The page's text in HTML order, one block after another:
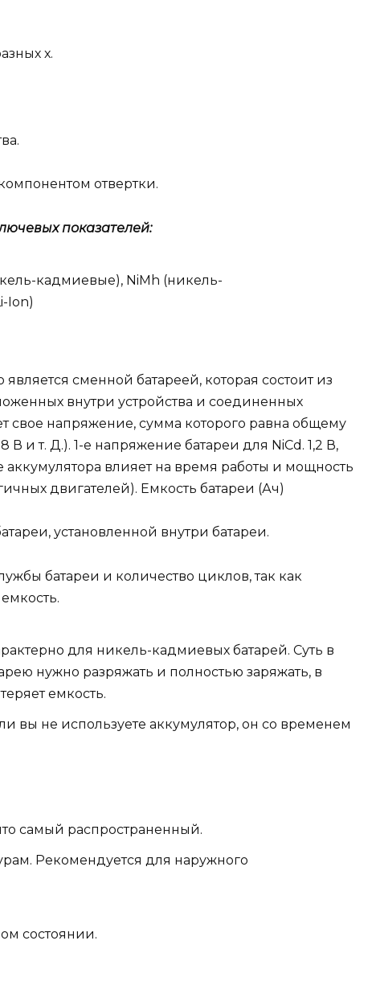
х.
отвертки.
показателей:
кадмиевые), NiMh (никель-
Ion)
является сменной батареей, которая состоит из
внутри устройства и соединенных
свое напряжение, сумма которого равна общему
В и т. Д.). 1-е напряжение батареи для NiCd. 1,2 В,
аккумулятора влияет на время работы и мощность
двигателей). Емкость батареи (Ач)
установленной внутри батареи.
батареи и количество циклов, так как
для никель-кадмиевых батарей. Суть в
нужно разряжать и полностью заряжать, в
емкость.
вы не используете аккумулятор, он со временем
самый распространенный.
Рекомендуется для наружного
состоянии.